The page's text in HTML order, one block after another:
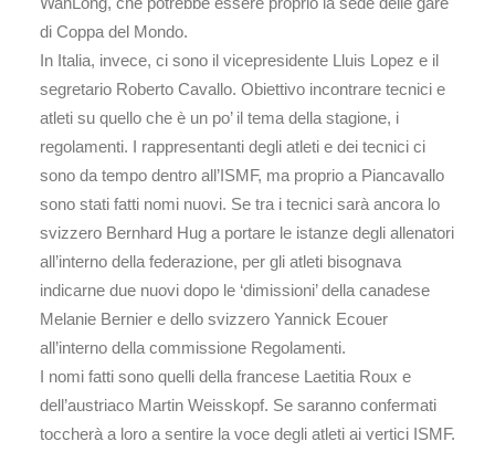
di Coppa del Mondo.
In Italia, invece, ci sono il vicepresidente Lluis Lopez e il
segretario Roberto Cavallo. Obiettivo incontrare tecnici e
atleti su quello che è un po’ il tema della stagione, i
regolamenti. I rappresentanti degli atleti e dei tecnici ci
sono da tempo dentro all’ISMF, ma proprio a Piancavallo
sono stati fatti nomi nuovi. Se tra i tecnici sarà ancora lo
svizzero Bernhard Hug a portare le istanze degli allenatori
all’interno della federazione, per gli atleti bisognava
indicarne due nuovi dopo le ‘dimissioni’ della canadese
Melanie Bernier e dello svizzero Yannick Ecouer
all’interno della commissione Regolamenti.
I nomi fatti sono quelli della francese Laetitia Roux e
dell’austriaco Martin Weisskopf. Se saranno confermati
toccherà a loro a sentire la voce degli atleti ai vertici ISMF.